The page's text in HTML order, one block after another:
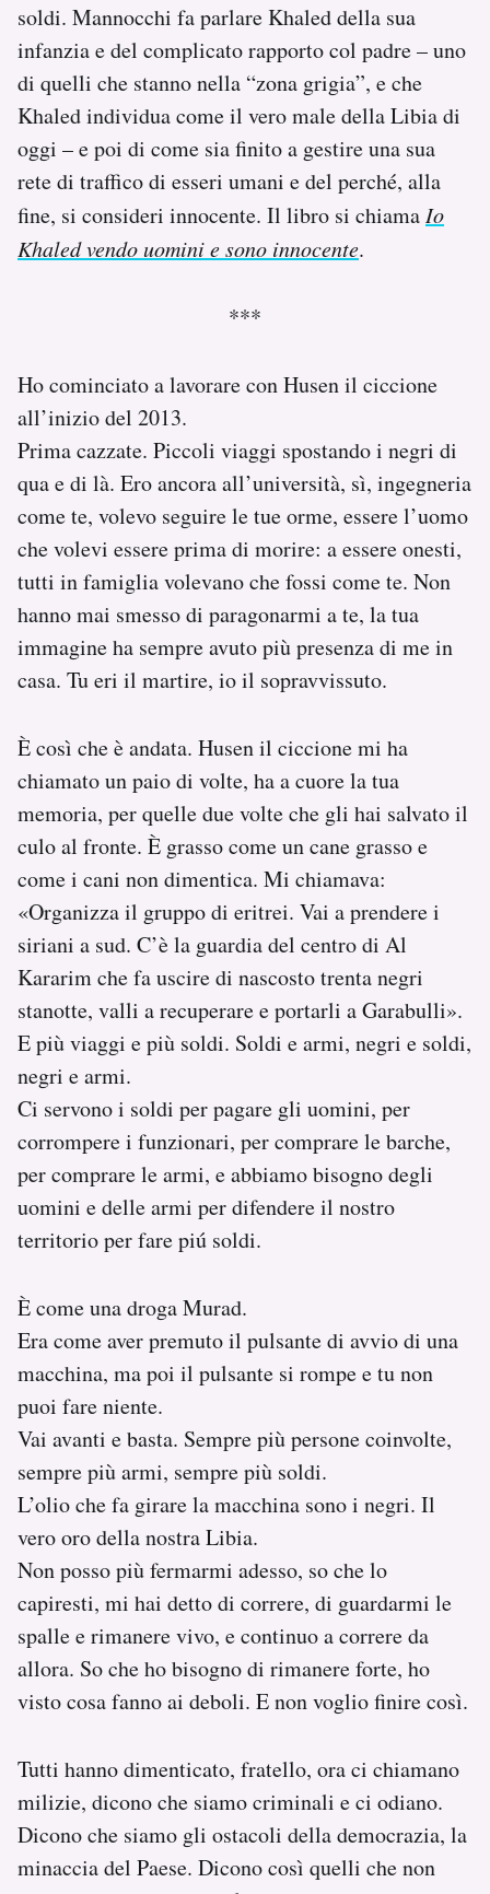
soldi. Mannocchi fa parlare Khaled della sua
infanzia e del complicato rapporto col padre – uno
di quelli che stanno nella “zona grigia”, e che
Khaled individua come il vero male della Libia di
oggi – e poi di come sia finito a gestire una sua
rete di traffico di esseri umani e del perché, alla
fine, si consideri innocente. Il libro si chiama Io
Khaled vendo uomini e sono innocente.
***
Ho cominciato a lavorare con Husen il ciccione
all’inizio del 2013.
Prima cazzate. Piccoli viaggi spostando i negri di
qua e di là. Ero ancora all’università, sì, ingegneria
come te, volevo seguire le tue orme, essere l’uomo
che volevi essere prima di morire: a essere onesti,
tutti in famiglia volevano che fossi come te. Non
hanno mai smesso di paragonarmi a te, la tua
immagine ha sempre avuto più presenza di me in
casa. Tu eri il martire, io il sopravvissuto.
È così che è andata. Husen il ciccione mi ha
chiamato un paio di volte, ha a cuore la tua
memoria, per quelle due volte che gli hai salvato il
culo al fronte. È grasso come un cane grasso e
come i cani non dimentica. Mi chiamava:
«Organizza il gruppo di eritrei. Vai a prendere i
siriani a sud. C’è la guardia del centro di Al
Kararim che fa uscire di nascosto trenta negri
stanotte, valli a recuperare e portarli a Garabulli».
E più viaggi e più soldi. Soldi e armi, negri e soldi,
negri e armi.
Ci servono i soldi per pagare gli uomini, per
corrompere i funzionari, per comprare le barche,
per comprare le armi, e abbiamo bisogno degli
uomini e delle armi per difendere il nostro
territorio per fare piú soldi.
È come una droga Murad.
Era come aver premuto il pulsante di avvio di una
macchina, ma poi il pulsante si rompe e tu non
puoi fare niente.
Vai avanti e basta. Sempre più persone coinvolte,
sempre più armi, sempre più soldi.
L’olio che fa girare la macchina sono i negri. Il
vero oro della nostra Libia.
Non posso più fermarmi adesso, so che lo
capiresti, mi hai detto di correre, di guardarmi le
spalle e rimanere vivo, e continuo a correre da
allora. So che ho bisogno di rimanere forte, ho
visto cosa fanno ai deboli. E non voglio finire così.
Tutti hanno dimenticato, fratello, ora ci chiamano
milizie, dicono che siamo criminali e ci odiano.
Dicono che siamo gli ostacoli della democrazia, la
minaccia del Paese. Dicono così quelli che non